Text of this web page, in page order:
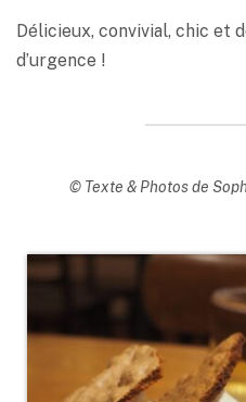
Délicieux, convivial, chic et
d’urgence !
© Texte & Photos de